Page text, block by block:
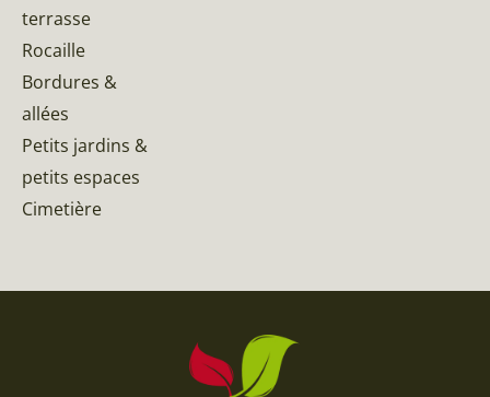
terrasse
Rocaille
Bordures &
allées
Petits jardins &
petits espaces
Cimetière